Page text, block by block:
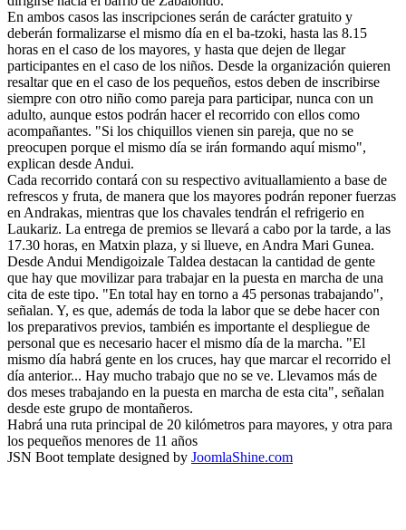
En ambos casos las inscripciones serán de carácter gratuito y
deberán formalizarse el mismo día en el ba-tzoki, hasta las 8.15
horas en el caso de los mayores, y hasta que dejen de llegar
participantes en el caso de los niños. Desde la organización quieren
resaltar que en el caso de los pequeños, estos deben de inscribirse
siempre con otro niño como pareja para participar, nunca con un
adulto, aunque estos podrán hacer el recorrido con ellos como
acompañantes. "Si los chiquillos vienen sin pareja, que no se
preocupen porque el mismo día se irán formando aquí mismo",
explican desde Andui.
Cada recorrido contará con su respectivo avituallamiento a base de
refrescos y fruta, de manera que los mayores podrán reponer fuerzas
en Andrakas, mientras que los chavales tendrán el refrigerio en
Laukariz. La entrega de premios se llevará a cabo por la tarde, a las
17.30 horas, en Matxin plaza, y si llueve, en Andra Mari Gunea.
Desde Andui Mendigoizale Taldea destacan la cantidad de gente
que hay que movilizar para trabajar en la puesta en marcha de una
cita de este tipo. "En total hay en torno a 45 personas trabajando",
señalan. Y, es que, además de toda la labor que se debe hacer con
los preparativos previos, también es importante el despliegue de
personal que es necesario hacer el mismo día de la marcha. "El
mismo día habrá gente en los cruces, hay que marcar el recorrido el
día anterior... Hay mucho trabajo que no se ve. Llevamos más de
dos meses trabajando en la puesta en marcha de esta cita", señalan
desde este grupo de montañeros.
Habrá una ruta principal de 20 kilómetros para mayores, y otra para
los pequeños menores de 11 años
JSN Boot template designed by JoomlaShine.com